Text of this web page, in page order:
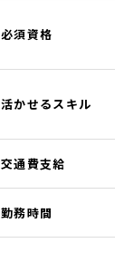
必須資格
活かせるスキル
交通費支給
勤務時間